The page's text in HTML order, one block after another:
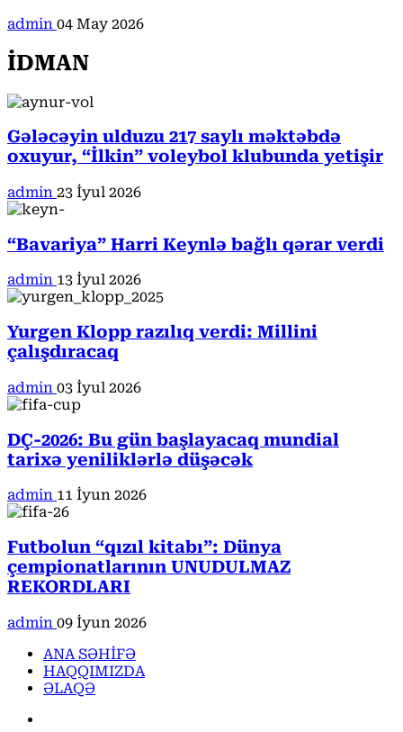
admin 04 May 2026
İDMAN
Gələcəyin ulduzu 217 saylı məktəbdə
oxuyur, “İlkin” voleybol klubunda yetişir
admin 23 İyul 2026
“Bavariya” Harri Keynlə bağlı qərar verdi
admin 13 İyul 2026
Yurgen Klopp razılıq verdi: Millini
çalışdıracaq
admin 03 İyul 2026
DÇ-2026: Bu gün başlayacaq mundial
tarixə yeniliklərlə düşəcək
admin 11 İyun 2026
Futbolun “qızıl kitabı”: Dünya
çempionatlarının UNUDULMAZ
REKORDLARI
admin 09 İyun 2026
ANA SƏHİFƏ
HAQQIMIZDA
ƏLAQƏ